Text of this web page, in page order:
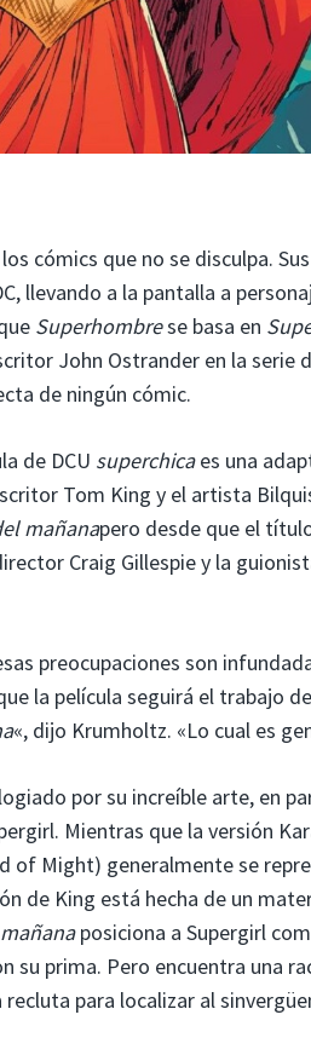
cómics que no se disculpa.
llevando a la pantalla a
Superhombrese basa en
John Ostrander en la serie
de ningún cómic.
de DCU superchicaes una
Tom King y el artista
mañanapero desde que el
Craig Gillespie y la
preocupaciones son
la película seguirá el trabajo
«, dijo Krumholtz. «Lo cual es
por su increíble arte, en
Mientras que la versión
of Might) generalmente se
de King está hecha de un
posiciona a Supergirl
su prima. Pero encuentra una
para localizar al